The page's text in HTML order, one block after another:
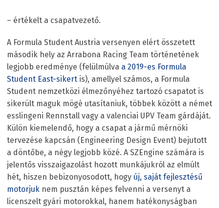
– értékelt a csapatvezető.
A Formula Student Austria versenyen elért összetett
második hely az Arrabona Racing Team történetének
legjobb eredménye (felülmúlva a 2019-es Formula
Student East-sikert is), amellyel számos, a Formula
Student nemzetközi élmezőnyéhez tartozó csapatot is
sikerült maguk mögé utasítaniuk, többek között a német
esslingeni Rennstall vagy a valenciai UPV Team gárdáját.
Külön kiemelendő, hogy a csapat a jármű mérnöki
tervezése kapcsán (Engineering Design Event) bejutott
a döntőbe, a négy legjobb közé. A SZEngine számára is
jelentős visszaigazolást hozott munkájukról az elmúlt
hét, hiszen bebizonyosodott, hogy új, saját fejlesztésű
motorjuk nem pusztán képes felvenni a versenyt a
licenszelt gyári motorokkal, hanem hatékonyságban